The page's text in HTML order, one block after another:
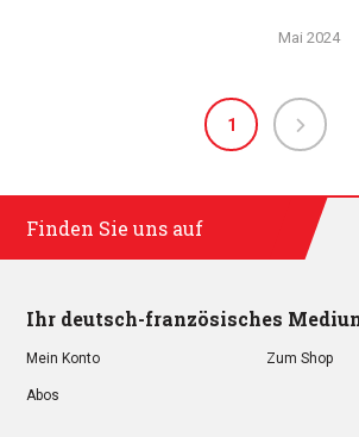
Mai 2024
1
Finden Sie uns auf
Ihr deutsch-französisches
Mein Konto Zum Shop
Abos